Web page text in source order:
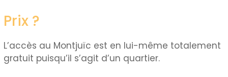
Prix ?
L’accès au Montjuïc est en lui-même totalement
gratuit puisqu’il s’agit d’un quartier.